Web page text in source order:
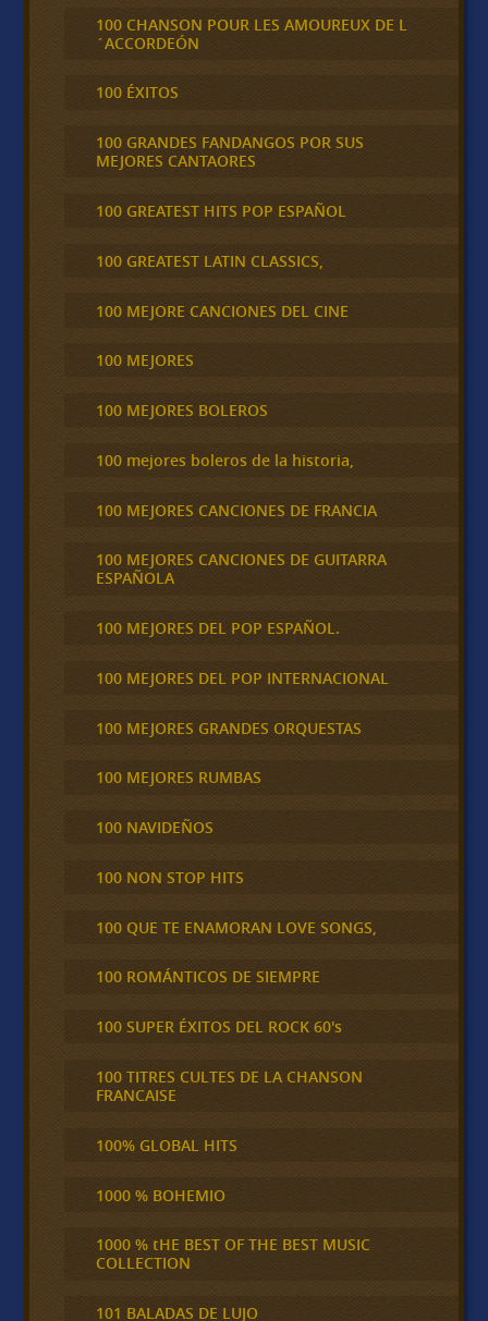
100 CHANSON POUR LES AMOUREUX DE L
´ACCORDEÓN
100 ÉXITOS
100 GRANDES FANDANGOS POR SUS
MEJORES CANTAORES
100 GREATEST HITS POP ESPAÑOL
100 GREATEST LATIN CLASSICS,
100 MEJORE CANCIONES DEL CINE
100 MEJORES
100 MEJORES BOLEROS
100 mejores boleros de la historia,
100 MEJORES CANCIONES DE FRANCIA
100 MEJORES CANCIONES DE GUITARRA
ESPAÑOLA
100 MEJORES DEL POP ESPAÑOL.
100 MEJORES DEL POP INTERNACIONAL
100 MEJORES GRANDES ORQUESTAS
100 MEJORES RUMBAS
100 NAVIDEÑOS
100 NON STOP HITS
100 QUE TE ENAMORAN LOVE SONGS,
100 ROMÁNTICOS DE SIEMPRE
100 SUPER ÉXITOS DEL ROCK 60's
100 TITRES CULTES DE LA CHANSON
FRANCAISE
100% GLOBAL HITS
1000 % BOHEMIO
1000 % tHE BEST OF THE BEST MUSIC
COLLECTION
101 BALADAS DE LUJO